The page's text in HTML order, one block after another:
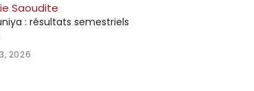
Saoudite
: résultats semestriels
2026